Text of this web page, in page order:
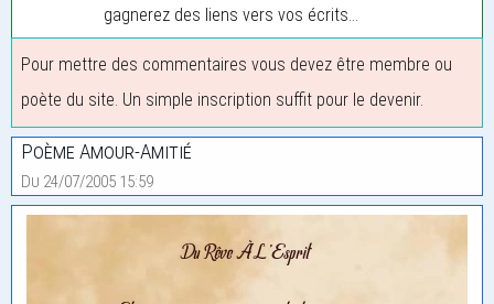
gagnerez des liens vers vos écrits...
Pour mettre des commentaires vous devez être membre ou
poète du site. Un simple inscription suffit pour le devenir.
Poème Amour-Amitié
Du 24/07/2005 15:59